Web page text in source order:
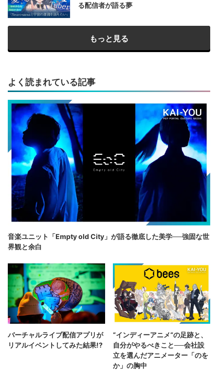
る配信者が語る夢
もっと見る
よく読まれている記事
音楽ユニット「Empty old City」が語る徹底した美学──強固な世
界観と余白
バーチャルライブ配信アプリが
リアルイベントしてみた結果!?
“インディーアニメ“の足跡と、
自分がやるべきこと──会社設
立を選んだアニメーター「のを
か」の胸中